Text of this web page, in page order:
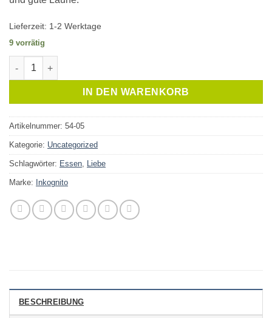
Lieferzeit: 1-2 Werktage
9 vorrätig
Schiebekarte Tortenmädchen Menge
IN DEN WARENKORB
Artikelnummer: 54-05
Kategorie: Uncategorized
Schlagwörter: Essen, Liebe
Marke: Inkognito
BESCHREIBUNG